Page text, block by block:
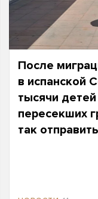
После
в испанской
тысячи
пересекших
так